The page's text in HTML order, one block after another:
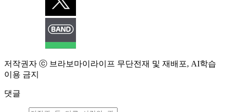
저작권자 ⓒ 브라보마이라이프 무단전재 및 재배포, AI학습
이용 금지
댓글